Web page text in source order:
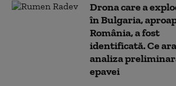
Drona care a
în Bulgaria,
România, a fost
identificată. Ce
analiza
epavei